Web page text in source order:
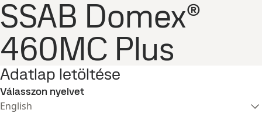
SSAB Domex®
460MC Plus
Adatlap letöltése
Válasszon nyelvet
English